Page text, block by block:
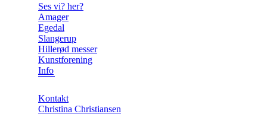
Ses vi? her?
Amager
Egedal
Slangerup
Hillerød messer
Kunstforening
Info
Kontakt
Christina Christiansen